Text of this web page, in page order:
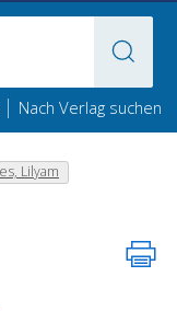
| Nach Verlag suchen
Lilyam